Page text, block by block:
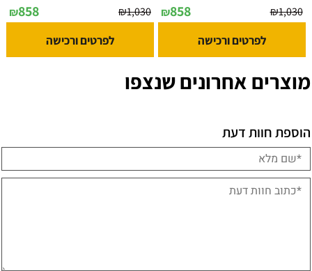
₪1,030
₪858
לפרטים ורכישה
₪1,030
₪858
לפרטים ורכישה
מוצרים אחרונים שנצפו
הוספת חוות דעת